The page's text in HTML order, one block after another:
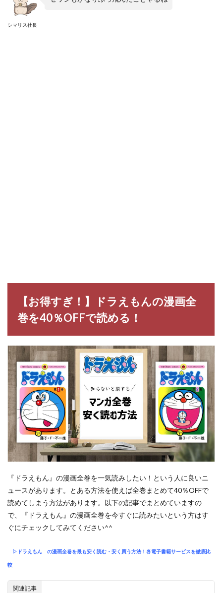
シマリス社長
【お得すぎ！】ドラえもんの漫画全
巻を40％OFFで読める！
『ドラえもん』の漫画全巻を一気読みしたい！という人に良いニ
ュースがあります。とある方法を使えば全巻まとめて40％OFFで
読めてしまう方法があります。以下の記事でまとめていますの
で、『ドラえもん』の漫画全巻を今すぐに読みたいという方はす
ぐにチェックしてみてください^^
▷ドラえもん の漫画全巻を最も安く読む・安く買う方法！各電子書籍サービスを徹底比
較
関連記事